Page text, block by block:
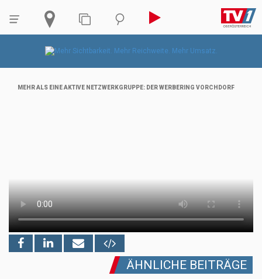
MEHR ALS EINE AKTIVE NETZWERKGRUPPE: DER WERBERING VORCHDORF
ÄHNLICHE BEITRÄGE